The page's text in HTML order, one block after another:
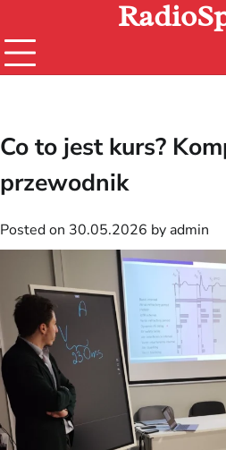
content
Co to jest kurs?
przewodnik
Posted on 30.05.2026 by admin